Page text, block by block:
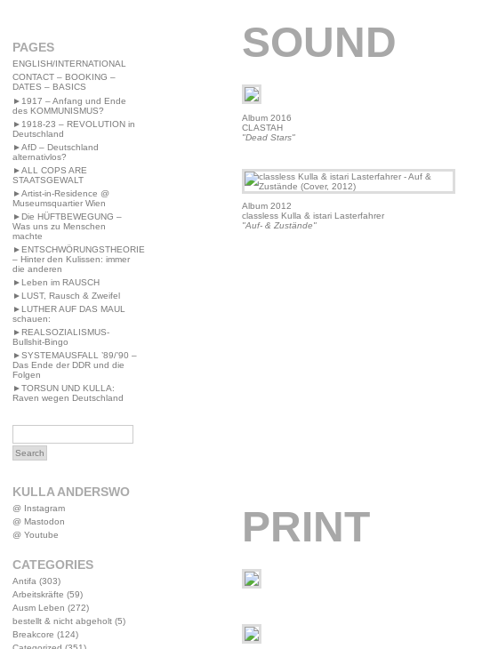
PAGES
ENGLISH/INTERNATIONAL
CONTACT – BOOKING –
DATES – BASICS
►1917 – Anfang und Ende
des KOMMUNISMUS?
►1918-23 – REVOLUTION in
Deutschland
►AfD – Deutschland
alternativlos?
►ALL COPS ARE
STAATSGEWALT
►Artist-in-Residence @
Museumsquartier Wien
►Die HÜFTBEWEGUNG –
Was uns zu Menschen
machte
►ENTSCHWÖRUNGSTHEORIE
– Hinter den Kulissen: immer
die anderen
►Leben im RAUSCH
►LUST, Rausch & Zweifel
►LUTHER AUF DAS MAUL
schauen:
►REALSOZIALISMUS-
Bullshit-Bingo
►SYSTEMAUSFALL ’89/’90 –
Das Ende der DDR und die
Folgen
►TORSUN UND KULLA:
Raven wegen Deutschland
KULLA ANDERSWO
@ Instagram
@ Mastodon
@ Youtube
CATEGORIES
Antifa (303)
Arbeitskräfte (59)
Ausm Leben (272)
bestellt & nicht abgeholt(5)
Breakcore (124)
SOUND
Album 2016
CLASTAH
"Dead Stars"
Album 2012
classless Kulla & istari Lasterfahrer
"Auf- & Zustände"
PRINT